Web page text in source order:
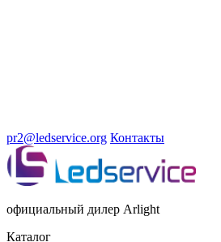
pr2@ledservice.org Контакты
официальный дилер Arlight
Каталог